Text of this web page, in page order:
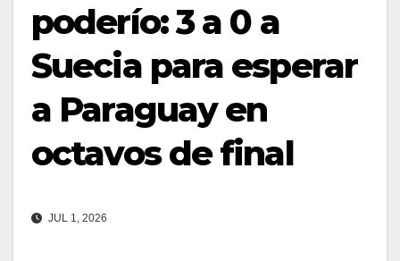
poderío: 3 a 0 a
Suecia para esperar
a Paraguay en
octavos de final
JUL 1, 2026